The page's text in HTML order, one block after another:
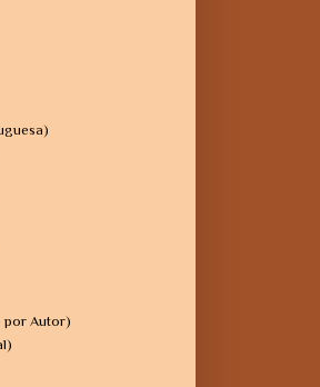
por Autor)